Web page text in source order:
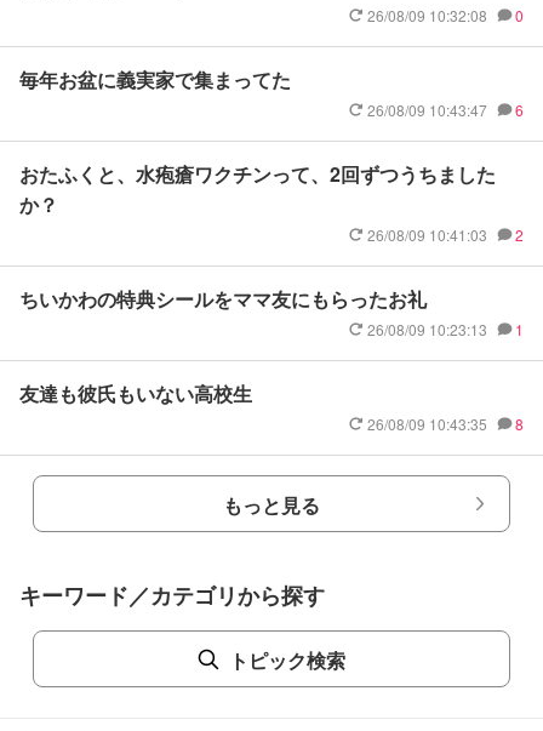
26/08/09 10:32:08 0
毎年お盆に義実家で集まってた
26/08/09 10:43:47 6
おたふくと、水疱瘡ワクチンって、2回ずつうちました
か？
26/08/09 10:41:03 2
ちいかわの特典シールをママ友にもらったお礼
26/08/09 10:23:13 1
友達も彼氏もいない高校生
26/08/09 10:43:35 8
もっと見る
キーワード／カテゴリから探す
トピック検索